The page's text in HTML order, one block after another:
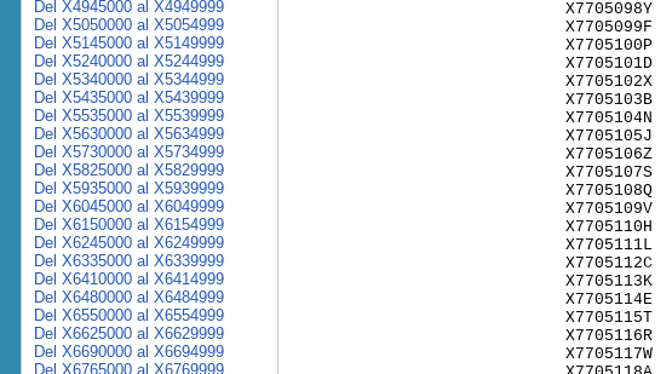
X7705098Y
X7705099F
X7705100P
X7705101D
X7705102X
X7705103B
X7705104N
X7705105J
X7705106Z
X7705107S
X7705108Q
X7705109V
X7705110H
X7705111L
X7705112C
X7705113K
X7705114E
X7705115T
X7705116R
X7705117W
Del X4945000 al X4949999
Del X5050000 al X5054999
Del X5145000 al X5149999
Del X5240000 al X5244999
Del X5340000 al X5344999
Del X5435000 al X5439999
Del X5535000 al X5539999
Del X5630000 al X5634999
Del X5730000 al X5734999
Del X5825000 al X5829999
Del X5935000 al X5939999
Del X6045000 al X6049999
Del X6150000 al X6154999
Del X6245000 al X6249999
Del X6335000 al X6339999
Del X6410000 al X6414999
Del X6480000 al X6484999
Del X6550000 al X6554999
Del X6625000 al X6629999
Del X6690000 al X6694999
Del X6765000 al X6769999